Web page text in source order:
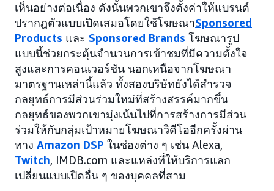
เห็นอย่างต่อเนื่อง ดังนั้นพวกเขาจึงตั้งค่าให้แบรนด์
ปรากฎตัวแบบเปิดเสมอโดยใช้โฆษณาSponsored
Products และ Sponsored Brands โฆษณารูป
แบบนี้ช่วยกระตุ้นจำนวนการเข้าชมที่มีความตั้งใจ
สูงและการคอนเวอร์ชัน นอกเหนือจากโฆษณา
มาตรฐานเหล่านี้แล้ว ทั้งสองบริษัทยังได้สำรวจ
กลยุทธ์การมีส่วนร่วมใหม่ที่สร้างสรรค์มากขึ้น
กลยุทธ์ของพวกเขามุ่งเน้นไปที่การสร้างการมีส่วน
ร่วมให้กับกลุ่มเป้าหมายโฆษณาวิดีโออีกครั้งผ่าน
ทาง Amazon DSP ในช่องต่าง ๆ เช่น Alexa,
Twitch, IMDB.com และแหล่งที่ให้บริการแลก
เปลี่ยนแบบเปิดอื่น ๆ ของบุคคลที่สาม